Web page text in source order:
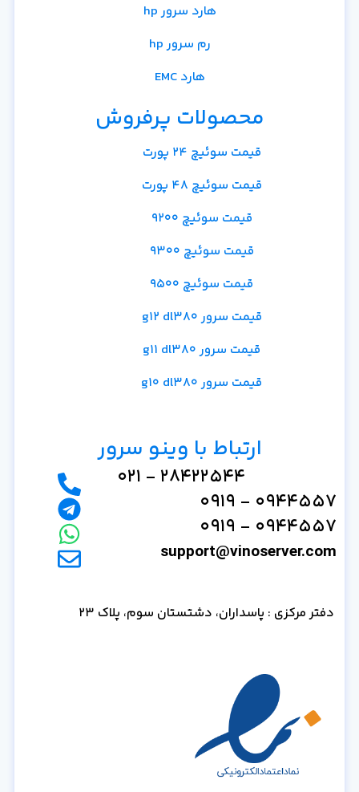
هارد سرور hp
رم سرور hp
هارد EMC
محصولات پرفروش
قیمت سوئیچ 24 پورت
قیمت سوئیچ 48 پورت
قیمت سوئیچ 9200
قیمت سوئیچ 9300
قیمت سوئیچ 9500
قیمت سرور g12 dl380
قیمت سرور g11 dl380
قیمت سرور g10 dl380
ارتباط با وینو سرور
28422544 - 021
0944557 - 0919
0944557 - 0919
support@vinoserver.com
دفتر مرکزی : پاسداران، دشتستان سوم، پلاک 23